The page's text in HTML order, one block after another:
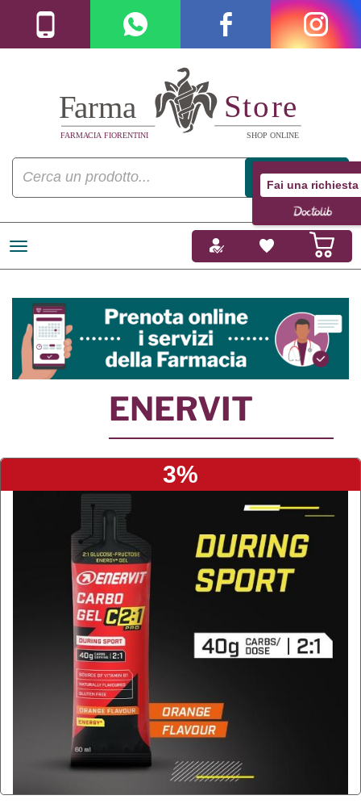
Fai una richiesta
ENERVIT
3%